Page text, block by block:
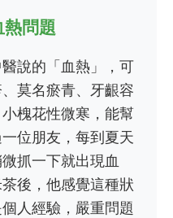
熱問題
說的「血熱」，可
莫名瘀青、牙齦容
槐花性微寒，能幫
位朋友，每到夏天
抓一下就出現血
後，他感覺這種狀
人經驗，嚴重問題